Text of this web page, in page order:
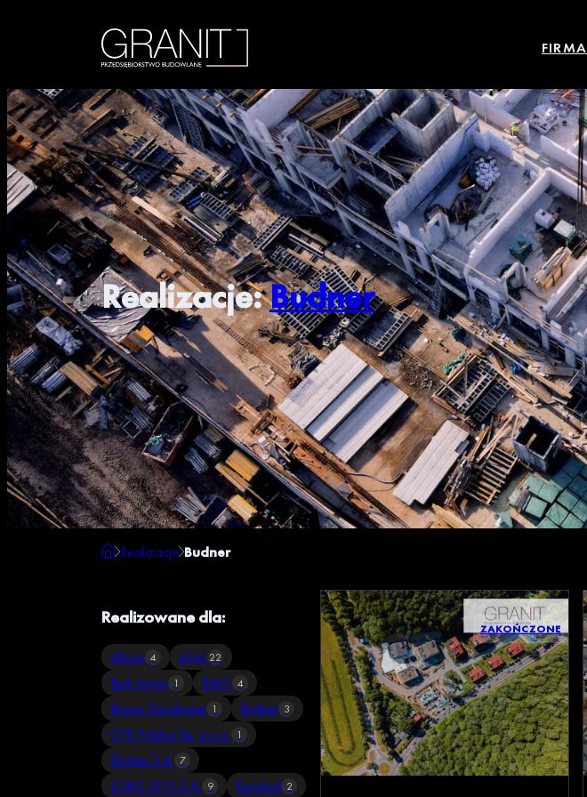
FIRMA
Realizacje:Budner
Realizacje Budner
Realizowane dla:
Allcon 4 ATAL22
Bati Invest 1 BMC 4
Bravo Developer 1 Budner 3
CFE Polska Sp. z o.o. 1
Ekolan S.A. 7
EURO STYL S.A. 9 Eurobud 2
ZAKOŃCZONE